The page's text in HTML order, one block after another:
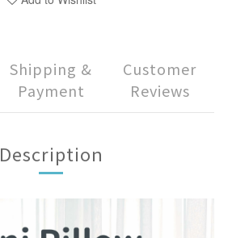
Shipping &
Payment
Customer
Reviews
Description